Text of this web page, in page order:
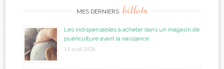
MES DERNIERS billets
Les indispensables à acheter dans un magasin de
puériculture avant la naissance
13 avril 2026